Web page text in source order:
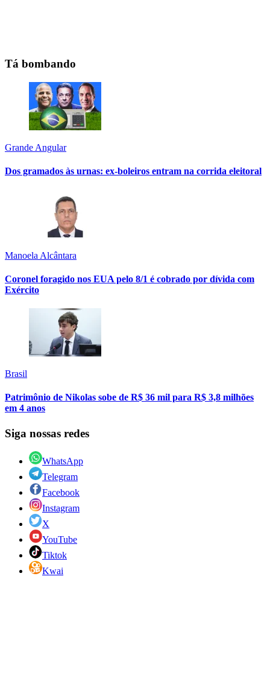
Tá bombando
Grande Angular
Dos gramados às urnas: ex-boleiros entram na corrida eleitoral
Manoela Alcântara
Coronel foragido nos EUA pelo 8/1 é cobrado por dívida com
Exército
Brasil
Patrimônio de Nikolas sobe de R$ 36 mil para R$ 3,8 milhões
em 4 anos
Siga nossas redes
WhatsApp
Telegram
Facebook
Instagram
X
YouTube
Tiktok
Kwai